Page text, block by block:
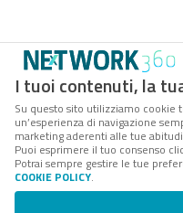
I tuoi contenuti, la
Su questo sito utilizziamo cookie
un’esperienza di navigazione
marketing aderenti alle tue
Puoi esprimere il tuo consenso
Potrai sempre gestire le tue
COOKIE POLICY.